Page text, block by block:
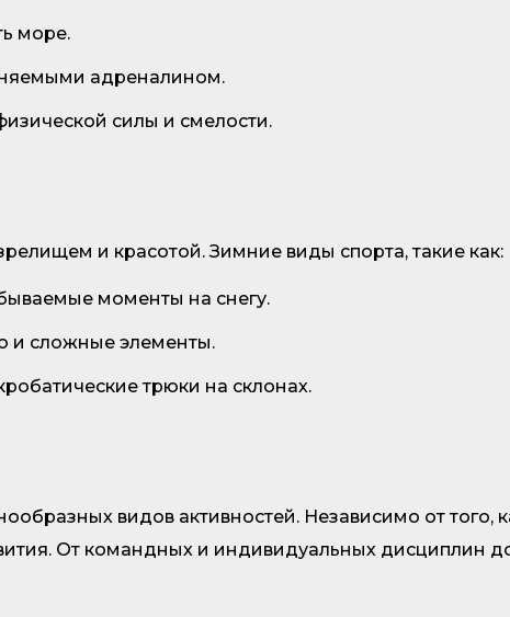
море.
адреналином.
силы и смелости.
и красотой. Зимние виды спорта, такие как:
моменты на снегу.
и сложные элементы.
трюки на склонах.
видов активностей. Независимо от того,
От командных и индивидуальных дисциплин